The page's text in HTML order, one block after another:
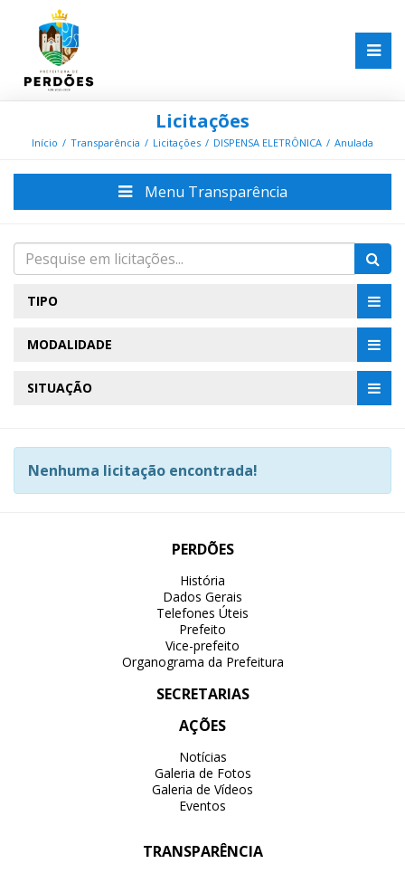
Licitações
Início Transparência Licitações DISPENSA ELETRÔNICA Anulada
Menu Transparência
TIPO
MODALIDADE
SITUAÇÃO
Nenhuma licitação encontrada!
PERDÕES
História
Dados Gerais
Telefones Úteis
Prefeito
Vice-prefeito
Organograma da Prefeitura
SECRETARIAS
AÇÕES
Notícias
Galeria de Fotos
Galeria de Vídeos
Eventos
TRANSPARÊNCIA